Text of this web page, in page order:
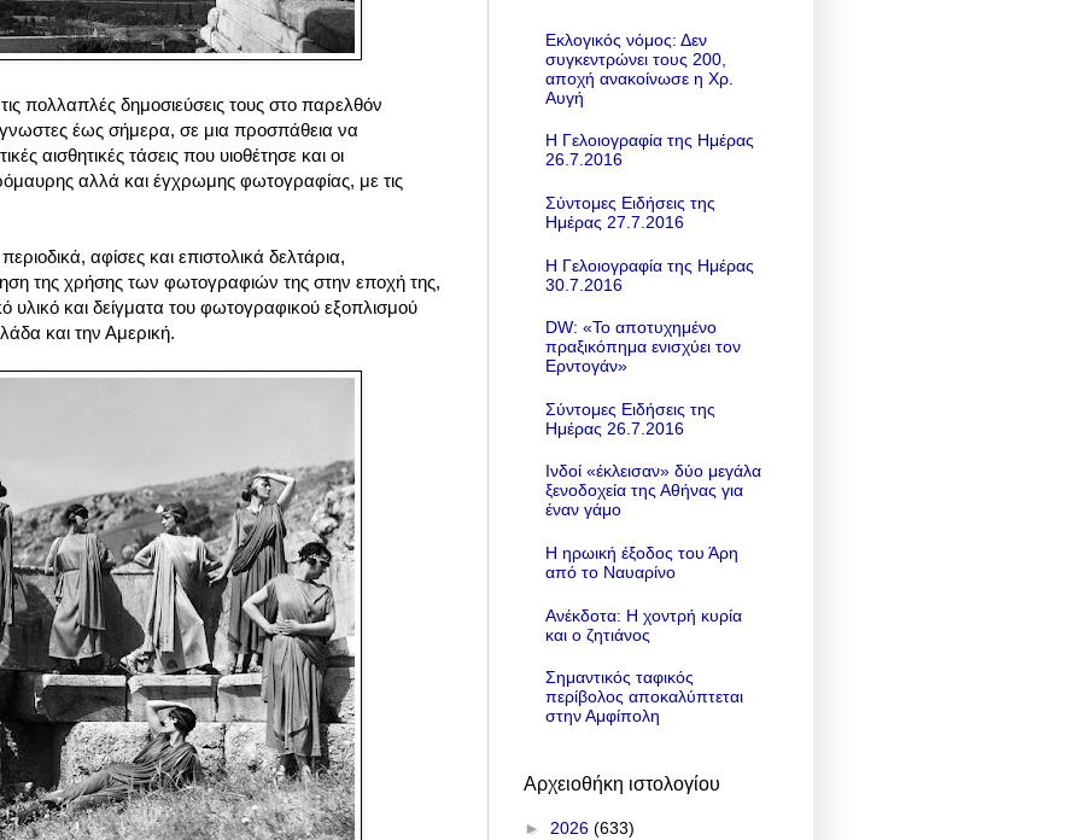
πολλαπλές δημοσιεύσεις τους στο παρελθόν
έως σήμερα, σε μια προσπάθεια να
αισθητικές τάσεις που υιοθέτησε και οι
αλλά και έγχρωμης φωτογραφίας, με τις
αφίσες και επιστολικά δελτάρια,
της χρήσης των φωτογραφιών της στην εποχή της,
υλικό και δείγματα του φωτογραφικού εξοπλισμού
και την Αμερική.
Εκλογικός νόμος: Δεν
συγκεντρώνει τους 200,
αποχή ανακοίνωσε η Χρ.
Αυγή
Η Γελοιογραφία της Ημέρας
26.7.2016
Σύντομες Ειδήσεις της
Ημέρας 27.7.2016
Η Γελοιογραφία της Ημέρας
30.7.2016
DW: «To αποτυχημένο
πραξικόπημα ενισχύει τον
Ερντογάν»
Σύντομες Ειδήσεις της
Ημέρας 26.7.2016
Ινδοί «έκλεισαν» δύο μεγάλα
ξενοδοχεία της Αθήνας για
έναν γάμο
Η ηρωική έξοδος του Άρη
από το Ναυαρίνο
Ανέκδοτα: Η χοντρή κυρία
και ο ζητιάνος
Σημαντικός ταφικός
περίβολος αποκαλύπτεται
στην Αμφίπολη
Αρχειοθήκη ιστολογίου
► 2026 (633)